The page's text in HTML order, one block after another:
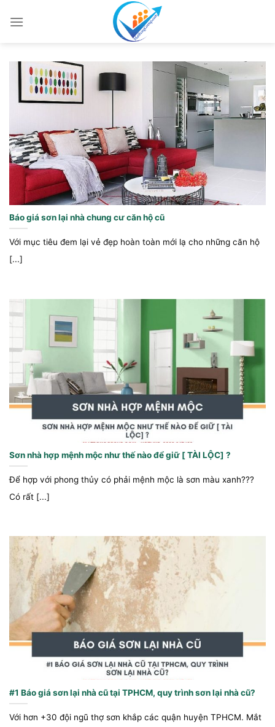
đến
dung
Báo giá sơn lại nhà chung cư căn hộ cũ
Với mục tiêu đem lại vẻ đẹp hoàn toàn mới lạ cho những căn hộ
[...]
Sơn nhà hợp mệnh mộc như thế nào để giữ [ TÀI LỘC] ?
Để hợp với phong thủy có phải mệnh mộc là sơn màu xanh???
Có rất [...]
#1 Báo giá sơn lại nhà cũ tại TPHCM, quy trình sơn lại nhà cũ?
Với hơn +30 đội ngũ thợ sơn khắp các quận huyện TPHCM. Mắt